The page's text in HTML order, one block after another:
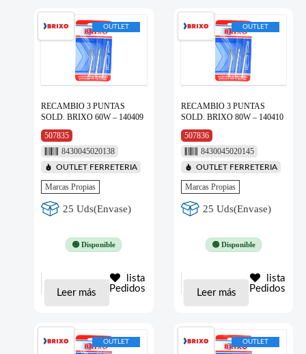
OUTLET
RECAMBIO 3 PUNTAS
SOLD. BRIXO 60W – 140409
507835
8430045020138
OUTLET FERRETERIA
Marcas Propias
25 Uds(Envase)
🟢 Disponible
Leer más
lista
Pedidos
OUTLET
RECAMBIO 3 PUNTAS
SOLD. BRIXO 80W – 140410
507836
8430045020145
OUTLET FERRETERIA
Marcas Propias
25 Uds(Envase)
🟢 Disponible
Leer más
lista
Pedidos
OUTLET OUTLET